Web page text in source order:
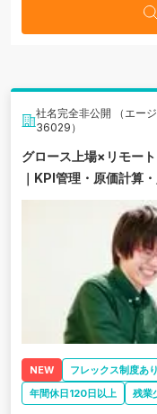
社名完全非公開 （エー
36029）
グロース上場×リモー
｜KPI管理・原価計算
NEW フレックス制度あり
年間休日120日以上
残業